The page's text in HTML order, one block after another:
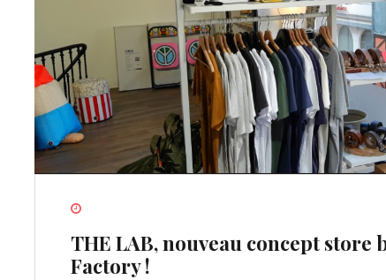
THE LAB, nouveau concept store
Factory !